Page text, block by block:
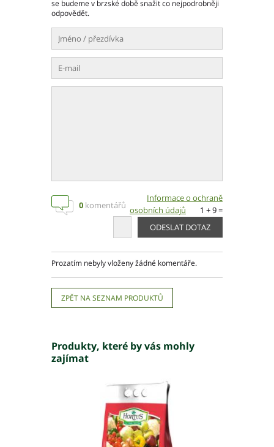
se budeme v brzské době snažit co nejpodrobněji
odpovědět.
0 komentářů
Informace o ochraně
osobních údajů
1 + 9 =
Prozatím nebyly vloženy žádné komentáře.
ZPĚT NA SEZNAM PRODUKTŮ
Produkty, které by vás mohly
zajímat